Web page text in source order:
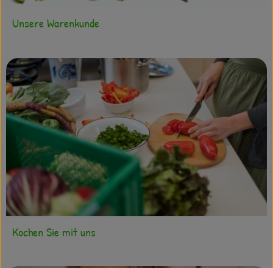
Unsere Warenkunde
Kochen Sie mit uns